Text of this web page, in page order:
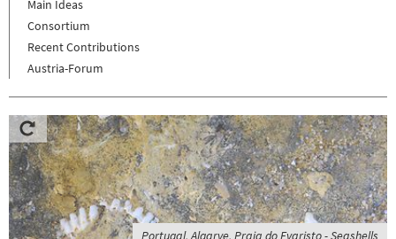
Main Ideas
Consortium
Recent Contributions
Austria-Forum
Portugal, Algarve, Praia do Evaristo - Seashells